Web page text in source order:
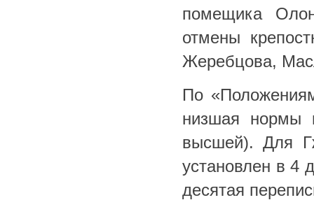
помещика
отмены
Жеребцова,
По
низшая нормы
высшей). Для
установлен в 4
десятая